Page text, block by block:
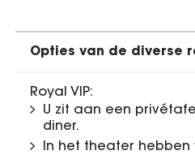
Opties van de diverse
Royal VIP:
U zit aan een
diner.
In het theater hebben